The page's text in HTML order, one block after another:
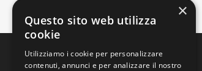
×
Questo sito web utilizza
cookie
Utilizziamo i cookie per personalizzare
contenuti, annunci e per analizzare il nostro